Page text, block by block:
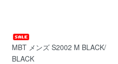
MBT メンズ S2002 M BLACK/
BLACK